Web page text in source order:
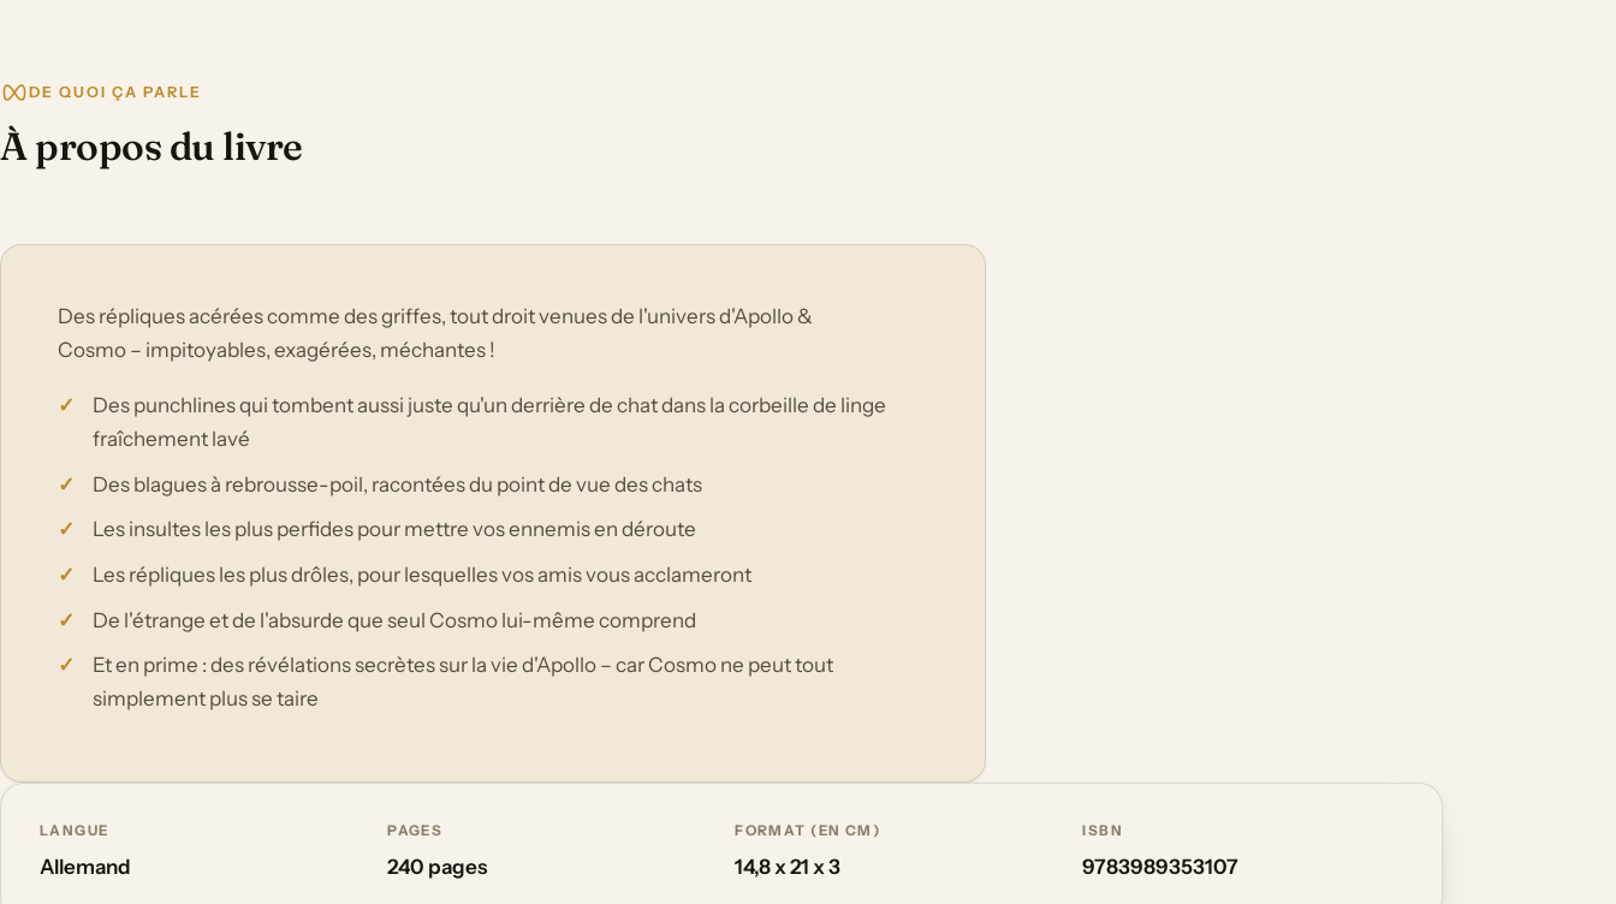
DE QUOI ÇA PARLE
À propos du livre
Des répliques acérées comme des griffes, tout droit venues de l'univers d'Apollo &
Cosmo – impitoyables, exagérées, méchantes !
Des punchlines qui tombent aussi juste qu'un derrière de chat dans la corbeille de linge
fraîchement lavé
Des blagues à rebrousse-poil, racontées du point de vue des chats
Les insultes les plus perfides pour mettre vos ennemis en déroute
Les répliques les plus drôles, pour lesquelles vos amis vous acclameront
De l'étrange et de l'absurde que seul Cosmo lui-même comprend
Et en prime : des révélations secrètes sur la vie d'Apollo – car Cosmo ne peut tout
simplement plus se taire
LANGUE
Allemand
PAGES
240 pages
FORMAT (EN CM)
14,8 x 21 x 3
ISBN
9783989353107